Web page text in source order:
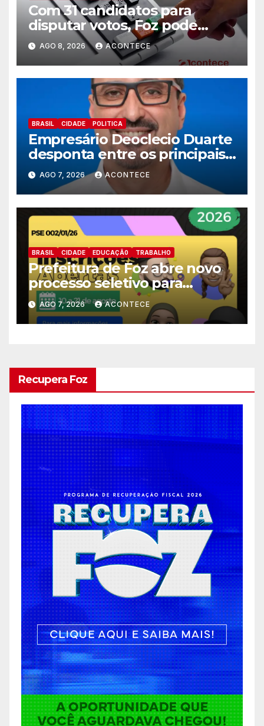
Com 31 candidatos para
disputar votos, Foz pode
perder representatividade
AGO 8, 2026 ACONTECE
BRASIL CIDADE POLITICA
Empresário Deoclecio Duarte
desponta entre os principais
nomes do União Brasil para
deputado estadual
AGO 7, 2026 ACONTECE
BRASIL CIDADE EDUCAÇÃ0 TRABALHO
Prefeitura de Foz abre novo
processo seletivo para
estagiários
AGO 7, 2026 ACONTECE
Recupera Foz